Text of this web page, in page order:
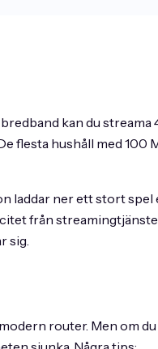
kan du streama
flesta hushåll med 100
laddar ner ett stort spel
från
sig.
router. Men om